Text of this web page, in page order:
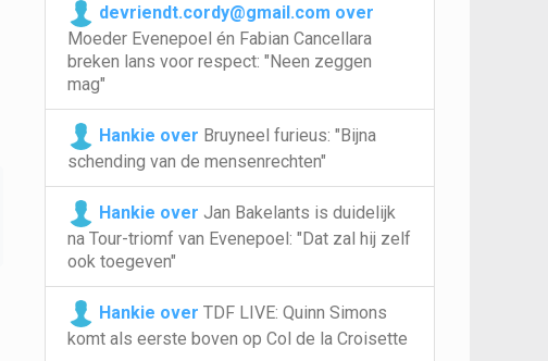
devriendt.cordy@gmail.com over
Moeder Evenepoel én Fabian Cancellara
breken lans voor respect: "Neen zeggen
mag"
Hankie over Bruyneel furieus: "Bijna
schending van de mensenrechten"
Hankie over Jan Bakelants is duidelijk
na Tour-triomf van Evenepoel: "Dat zal hij zelf
ook toegeven"
Hankie over TDF LIVE: Quinn Simons
komt als eerste boven op Col de la Croisette